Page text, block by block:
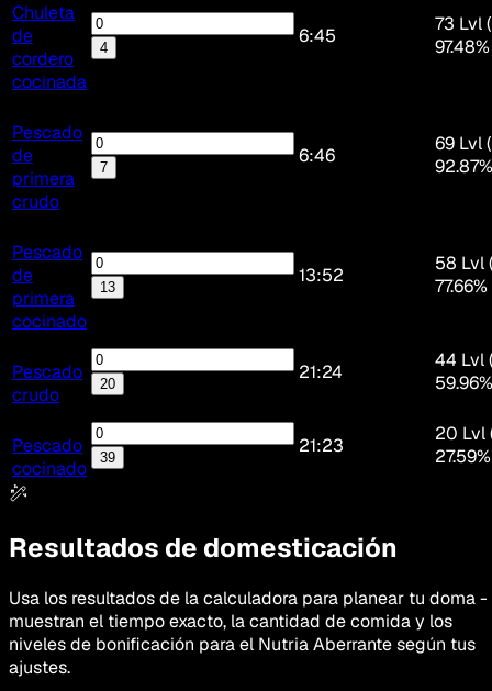
Chuleta
de
cordero
cocinada
4
6:45
73 Lvl
97.48%
Pescado
de
primera
crudo
7
6:46
69 Lvl
92.87%
Pescado
de
primera
cocinado
13
13:52
58 Lvl
77.66%
Pescado
crudo
20
21:24
44 Lvl
59.96%
Pescado
cocinado
39
21:23
20 Lvl
27.59%
Resultados de domesticación
Usa los resultados de la calculadora para planear tu doma -
muestran el tiempo exacto, la cantidad de comida y los
niveles de bonificación para el Nutria Aberrante según tus
ajustes.